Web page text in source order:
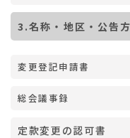
3.名称・地区・公告
変更登記申請書
総会議事録
定款変更の認可書